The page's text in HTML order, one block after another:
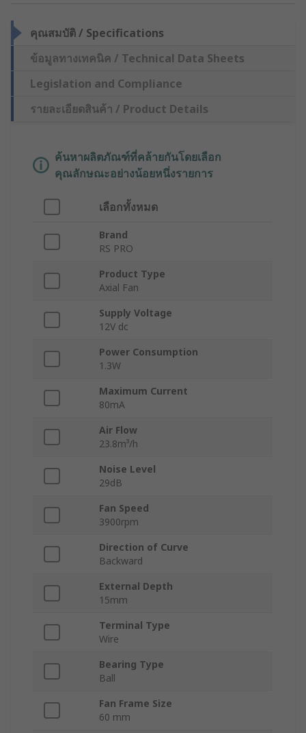
คุณสมบัติ / Specifications
ข้อมูลทางเทคนิค / Technical Data Sheets
Legislation and Compliance
รายละเอียดสินค้า / Product Details
ค้นหาผลิตภัณฑ์ที่คล้ายกันโดยเลือก
คุณลักษณะอย่างน้อยหนึ่งรายการ
เลือกทั้งหมด
Brand
RS PRO
Product Type
Axial Fan
Supply Voltage
12V dc
Power Consumption
1.3W
Maximum Current
80mA
Air Flow
23.8m³/h
Noise Level
29dB
Fan Speed
3900rpm
Direction of Curve
Backward
External Depth
15mm
Terminal Type
Wire
Bearing Type
Ball
Fan Frame Size
60 mm